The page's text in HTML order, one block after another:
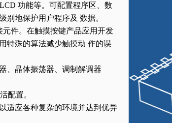
功能等。可配置程序区、数
别地保护用户程序及数据。
元件。在触摸按键产品应用开发
特殊的算法减少触摸动作的误
、晶体振荡器、调制解调器
配置。
以适应各种复杂的环境并达到优异